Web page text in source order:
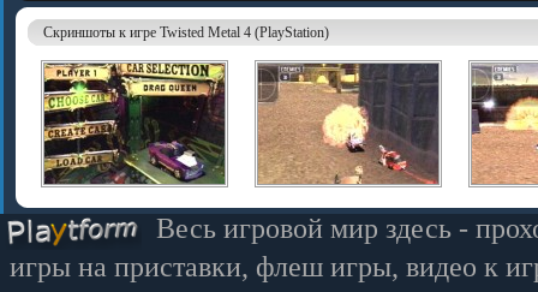
Скриншоты к игре Twisted Metal 4 (PlayStation)
Весь игровой мир здесь -
игры на приставки, флеш игры, видео к